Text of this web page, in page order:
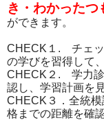
き・わかったつ
ができます。
CHECK１. チェ
の学びを習得して
CHECK２. 学力
認し、学習計画を
CHECK３．全統
格までの距離を確